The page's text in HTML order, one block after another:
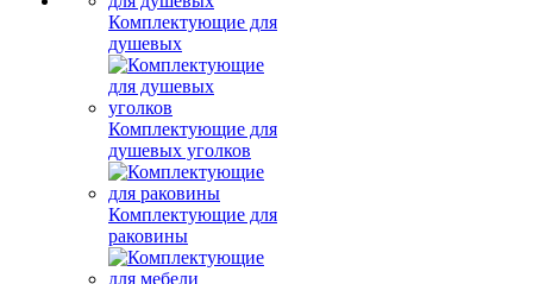
Комплектующие для
душевых
Комплектующие для
душевых уголков
Комплектующие для
раковины